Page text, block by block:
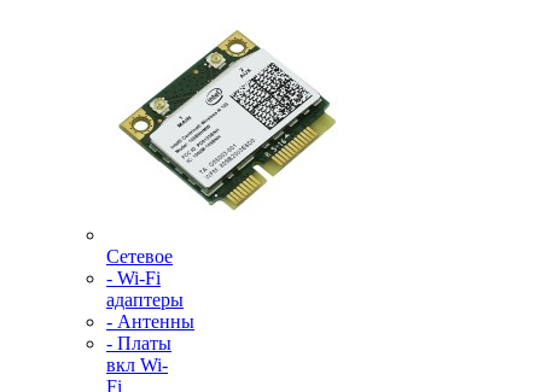
Сетевое
- Wi-Fi
адаптеры
- Антенны
- Платы
вкл Wi-
Fi